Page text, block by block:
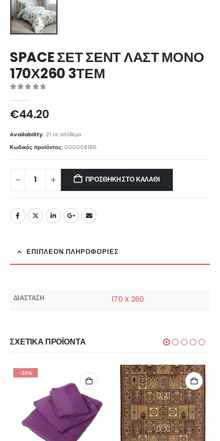
SPACE ΣΕΤ ΣΕΝΤ ΛΑΣΤ ΜΟΝΟ
170Χ260 3ΤΕΜ
€44.20
Availability: 21 σε απόθεμα
Κωδικός προϊόντος: 000008186
ΠΡΟΣΘΉΚΗ ΣΤΟ ΚΑΛΆΘΙ
ΕΠΙΠΛΈΟΝ ΠΛΗΡΟΦΟΡΊΕΣ
ΔΙΑΣΤΑΣΗ 170 X 260
ΣΧΕΤΙΚΆ ΠΡΟΪΌΝΤΑ
-20%